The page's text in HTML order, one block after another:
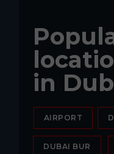
AIRPORT
DUBAI BUR
in